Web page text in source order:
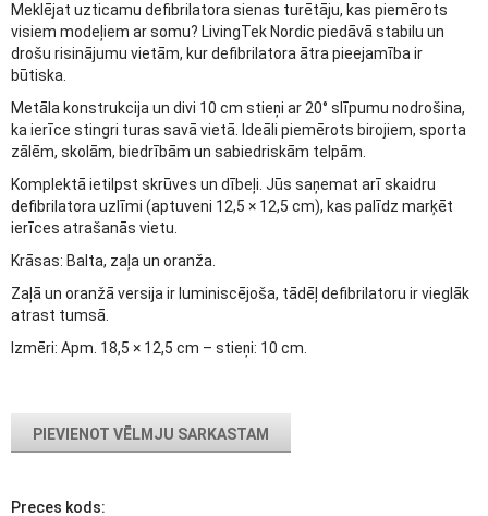
Meklējat uzticamu defibrilatora sienas turētāju, kas piemērots
visiem modeļiem ar somu? LivingTek Nordic piedāvā stabilu un
drošu risinājumu vietām, kur defibrilatora ātra pieejamība ir
būtiska.
Metāla konstrukcija un divi 10 cm stieņi ar 20° slīpumu nodrošina,
ka ierīce stingri turas savā vietā. Ideāli piemērots birojiem, sporta
zālēm, skolām, biedrībām un sabiedriskām telpām.
Komplektā ietilpst skrūves un dībeļi. Jūs saņemat arī skaidru
defibrilatora uzlīmi (aptuveni 12,5 × 12,5 cm), kas palīdz marķēt
ierīces atrašanās vietu.
Krāsas: Balta, zaļa un oranža.
Zaļā un oranžā versija ir luminiscējoša, tādēļ defibrilatoru ir vieglāk
atrast tumsā.
Izmēri: Apm. 18,5 × 12,5 cm – stieņi: 10 cm.
PIEVIENOT VĒLMJU SARKASTAM
Preces kods: